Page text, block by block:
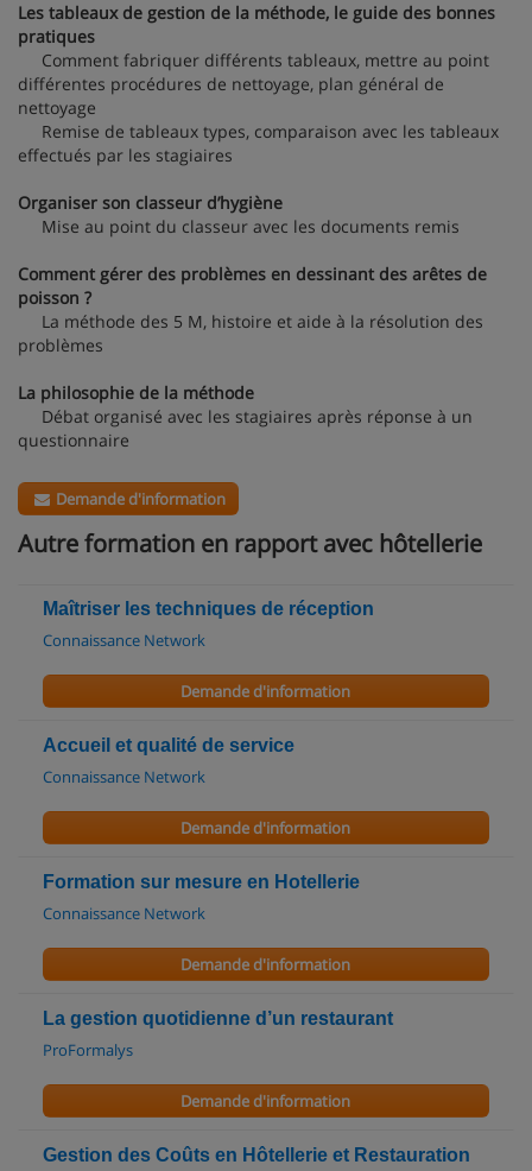
Les tableaux de gestion de la méthode, le guide des bonnes
pratiques
Comment fabriquer différents tableaux, mettre au point
différentes procédures de nettoyage, plan général de
nettoyage
Remise de tableaux types, comparaison avec les tableaux
effectués par les stagiaires
Organiser son classeur d’hygiène
Mise au point du classeur avec les documents remis
Comment gérer des problèmes en dessinant des arêtes de
poisson ?
La méthode des 5 M, histoire et aide à la résolution des
problèmes
La philosophie de la méthode
Débat organisé avec les stagiaires après réponse à un
questionnaire
Demande d'information
Autre formation en rapport avec hôtellerie
Maîtriser les techniques de réception
Connaissance Network
Demande d'information
Accueil et qualité de service
Connaissance Network
Demande d'information
Formation sur mesure en Hotellerie
Connaissance Network
Demande d'information
La gestion quotidienne d’un restaurant
ProFormalys
Demande d'information
Gestion des Coûts en Hôtellerie et Restauration